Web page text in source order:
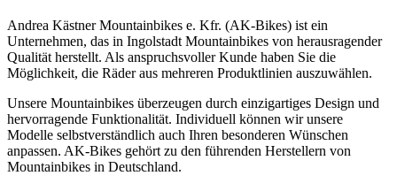
Andrea Kästner Mountainbikes e. Kfr. (AK-Bikes) ist ein
Unternehmen, das in Ingolstadt Mountainbikes von herausragender
Qualität herstellt. Als anspruchsvoller Kunde haben Sie die
Möglichkeit, die Räder aus mehreren Produktlinien auszuwählen.
Unsere Mountainbikes überzeugen durch einzigartiges Design und
hervorragende Funktionalität. Individuell können wir unsere
Modelle selbstverständlich auch Ihren besonderen Wünschen
anpassen. AK-Bikes gehört zu den führenden Herstellern von
Mountainbikes in Deutschland.